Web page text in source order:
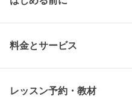
料金とサービス
レッスン予約・教材